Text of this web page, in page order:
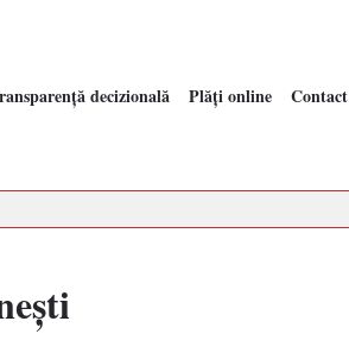
decizională Plăți online Contact